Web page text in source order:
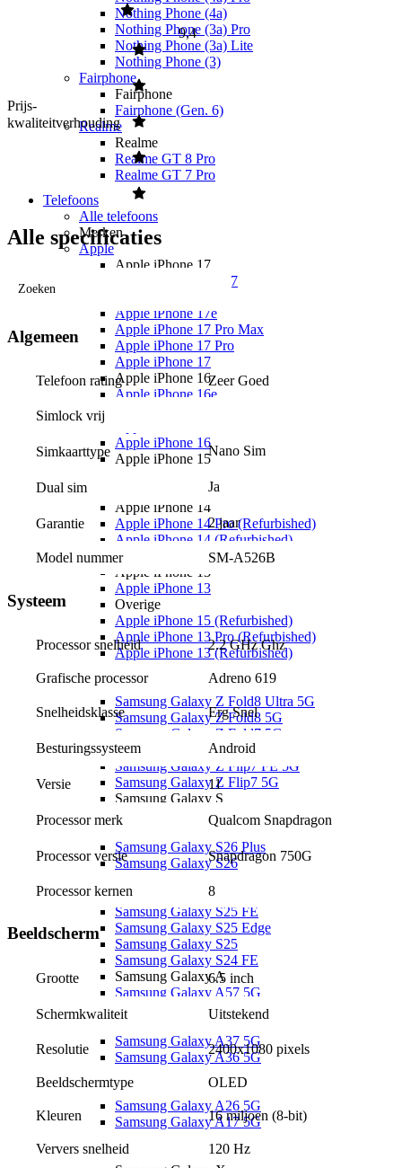
Nothing Phone (4a)
Nothing Phone (3a) Pro
Nothing Phone (3a) Lite
Nothing Phone (3)
Fairphone
Fairphone
Fairphone (Gen. 6)
Realme
Realme
Realme GT 8 Pro
Realme GT 7 Pro
Telefoons
Alle telefoons
Merken
Apple
Apple iPhone 17
Alle Apple iPhone 17
Apple iPhone 17e
Apple iPhone 17 Pro Max
Apple iPhone 17 Pro
Apple iPhone 17
Apple iPhone 16
Apple iPhone 16e
Apple iPhone 16
Apple iPhone 15
Apple iPhone 15
Apple iPhone 14
Apple iPhone 14 Pro (Refurbished)
Apple iPhone 14 (Refurbished)
Apple iPhone 14
Apple iPhone 13
Apple iPhone 13
Overige
Apple iPhone 15 (Refurbished)
Apple iPhone 13 Pro (Refurbished)
Apple iPhone 13 (Refurbished)
Samsung Galaxy Z
Samsung Galaxy Z Fold8 Ultra 5G
Samsung Galaxy Z Fold8 5G
Samsung Galaxy Z Fold7 5G
Samsung Galaxy Z Flip8 5G
Samsung Galaxy Z Flip7 FE 5G
Samsung Galaxy Z Flip7 5G
Samsung Galaxy S
Samsung Galaxy S26 Serie
Samsung Galaxy S26 Ultra
Samsung Galaxy S26 Plus
Samsung Galaxy S26
Samsung Galaxy S25 Plus
Samsung Galaxy S25 FE
Samsung Galaxy S25 Edge
Samsung Galaxy S25
Samsung Galaxy S24 FE
Samsung Galaxy A
Samsung Galaxy A57 5G
Samsung Galaxy A56 5G
Samsung Galaxy A37 5G
Samsung Galaxy A36 5G
Samsung Galaxy A27 5G
Samsung Galaxy A26 5G
Samsung Galaxy A17 5G
Samsung Galaxy A16
Prijs-
kwaliteitverhouding
9,4
Alle specificaties
Zoeken
Algemeen
Telefoon rating Zeer Goed
Simlock vrij
Simkaarttype Nano Sim
Dual sim Ja
Garantie 2 jaar
Model nummer SM-A526B
Systeem
Processor snelheid 2.2 GHz Ghz
Grafische processor Adreno 619
Snelheidsklasse Erg Snel
Besturingssysteem Android
Versie 11
Processor merk Qualcom Snapdragon
Processor versie Snapdragon 750G
Processor kernen 8
Beeldscherm
Grootte 6.5 inch
Schermkwaliteit Uitstekend
Resolutie 2400x1080 pixels
Beeldschermtype OLED
Kleuren 16 miljoen (8-bit)
Ververs snelheid 120 Hz